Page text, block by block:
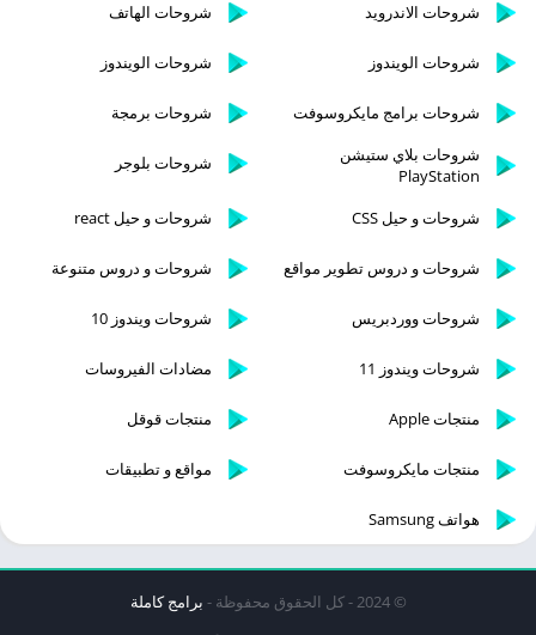
شروحات الاندرويد شروحات الهاتف
شروحات الويندوز شروحات الويندوز
شروحات برامج مايكروسوفت
شروحات برمجة
شروحات بلاي ستيشن
PlayStation
شروحات بلوجر
شروحات و حيل CSS شروحات و حيل react
شروحات و دروس تطوير مواقع شروحات و دروس متنوعة
شروحات ووردبريس شروحات ويندوز 10
شروحات ويندوز 11 مضادات الفيروسات
منتجات Apple منتجات قوقل
منتجات مايكروسوفت مواقع و تطبيقات
هواتف Samsung
© 2024 - كل الحقوق محفوظة - برامج كاملة